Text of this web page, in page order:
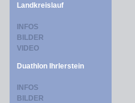
Landkreislauf
INFOS
BILDER
VIDEO
Duathlon Ihrlerstein
INFOS
BILDER